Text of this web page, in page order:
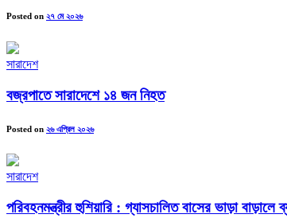
Posted on ২৭ মে ২০২৬
সারাদেশ
বজ্রপাতে সারাদেশে ১৪ জন নিহত
Posted on ২৬ এপ্রিল ২০২৬
সারাদেশ
পরিবহনমন্ত্রীর হুশিয়ারি : গ্যাসচালিত বাসের ভাড়া